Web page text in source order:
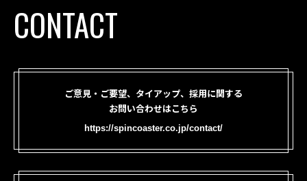
CONTACT
ご意見・ご要望、タイアップ、採用に関する
お問い合わせはこちら
https://spincoaster.co.jp/contact/